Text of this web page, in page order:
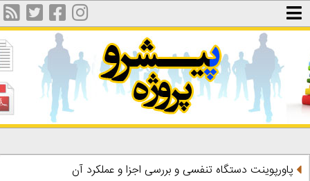
پاورپوینت دستگاه تنفسی و بررسی اجزا و عملکرد آن